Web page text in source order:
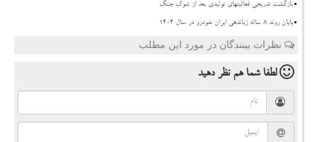
بازگشت تدریجی فعالیتهای تولیدی بعد از شوک جنگ
پایان روند ۸ ساله زیاندهی ایران خودرو در سال ۱۴۰۴
نظرات بینندگان در مورد این مطلب
لطفا شما همنظر دهید